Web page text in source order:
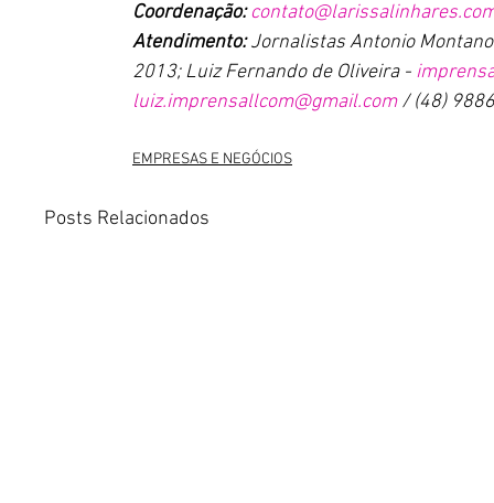
Coordenação:
Atendimento: Jornalistas Antonio
2013; Luiz Fernando de Oliveira -
luiz.imprensallcom@gmail.com / (48)
EMPRESAS E NEGÓCIOS
Posts Relacionados